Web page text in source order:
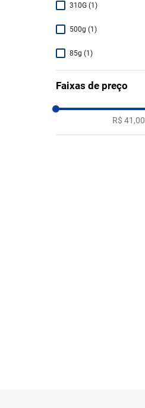
310G (1 )
500g (1 )
85g (1 )
Faixas de preço
R$ 41,00